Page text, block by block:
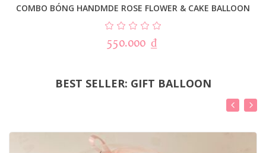
COMBO BÓNG HANDMDE ROSE FLOWER & CAKE BALLOON
550.000 ₫
BEST SELLER: GIFT BALLOON